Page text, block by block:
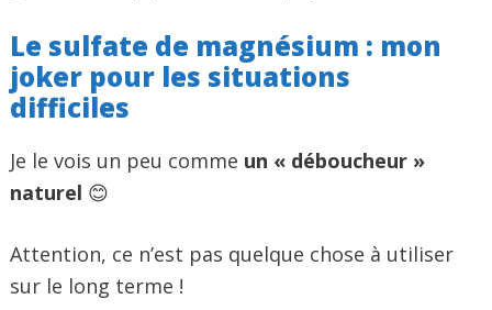
Le sulfate de magnésium : mon
joker pour les situations
difficiles
Je le vois un peu comme un « déboucheur »
naturel 😊
Attention, ce n’est pas quelque chose à utiliser
sur le long terme !